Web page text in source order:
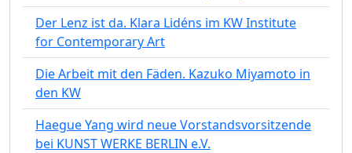
Der Lenz ist da. Klara Lidéns im KW Institute
for Contemporary Art
Die Arbeit mit den Fäden. Kazuko Miyamoto in
den KW
Haegue Yang wird neue Vorstandsvorsitzende
bei KUNST WERKE BERLIN e.V.